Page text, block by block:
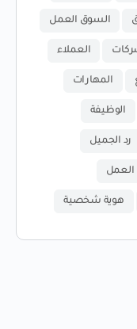
السوق العمل
العملاء
المهارات
الوظيفة
رد الجميل
هوية شخصية